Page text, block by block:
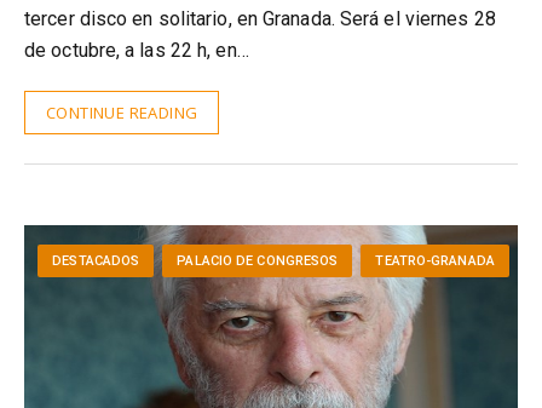
tercer disco en solitario, en Granada. Será el viernes 28
de octubre, a las 22 h, en…
CONTINUE READING
DESTACADOS PALACIO DE CONGRESOS TEATRO-GRANADA